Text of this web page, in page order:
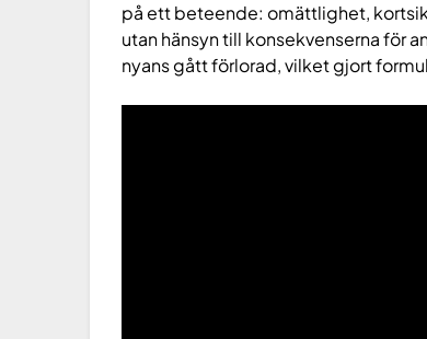
på ett beteende: omättlighet,
utan hänsyn till konsekvenserna för
nyans gått förlorad, vilket gjort